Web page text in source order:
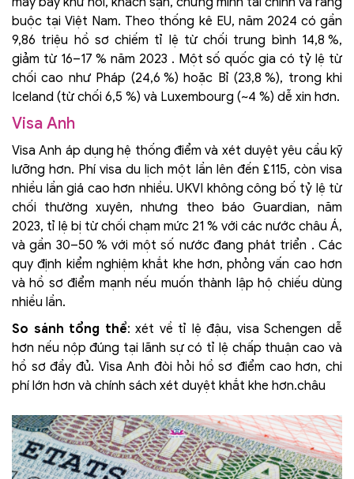
buộc tại Việt Nam. Theo thống kê EU, năm 2024 có gần
9,86 triệu hồ sơ chiếm tỉ lệ từ chối trung bình 14,8 %,
giảm từ 16–17 % năm 2023 . Một số quốc gia có tỷ lệ từ
chối cao như Pháp (24,6 %) hoặc Bỉ (23,8 %), trong khi
Iceland (từ chối 6,5 %) và Luxembourg (~4 %) dễ xin hơn.
Visa Anh
Visa Anh áp dụng hệ thống điểm và xét duyệt yêu cầu kỹ
lưỡng hơn. Phí visa du lịch một lần lên đến £115, còn visa
nhiều lần giá cao hơn nhiều. UKVI không công bố tỷ lệ từ
chối thường xuyên, nhưng theo báo Guardian, năm
2023, tỉ lệ bị từ chối chạm mức 21 % với các nước châu Á,
và gần 30–50 % với một số nước đang phát triển . Các
quy định kiểm nghiệm khắt khe hơn, phỏng vấn cao hơn
và hồ sơ điểm mạnh nếu muốn thành lập hộ chiếu dùng
nhiều lần.
So sánh tổng thể: xét về tỉ lệ đậu, visa Schengen dễ
hơn nếu nộp đúng tại lãnh sự có tỉ lệ chấp thuận cao và
hồ sơ đầy đủ. Visa Anh đòi hỏi hồ sơ điểm cao hơn, chi
phí lớn hơn và chính sách xét duyệt khắt khe hơn.châu